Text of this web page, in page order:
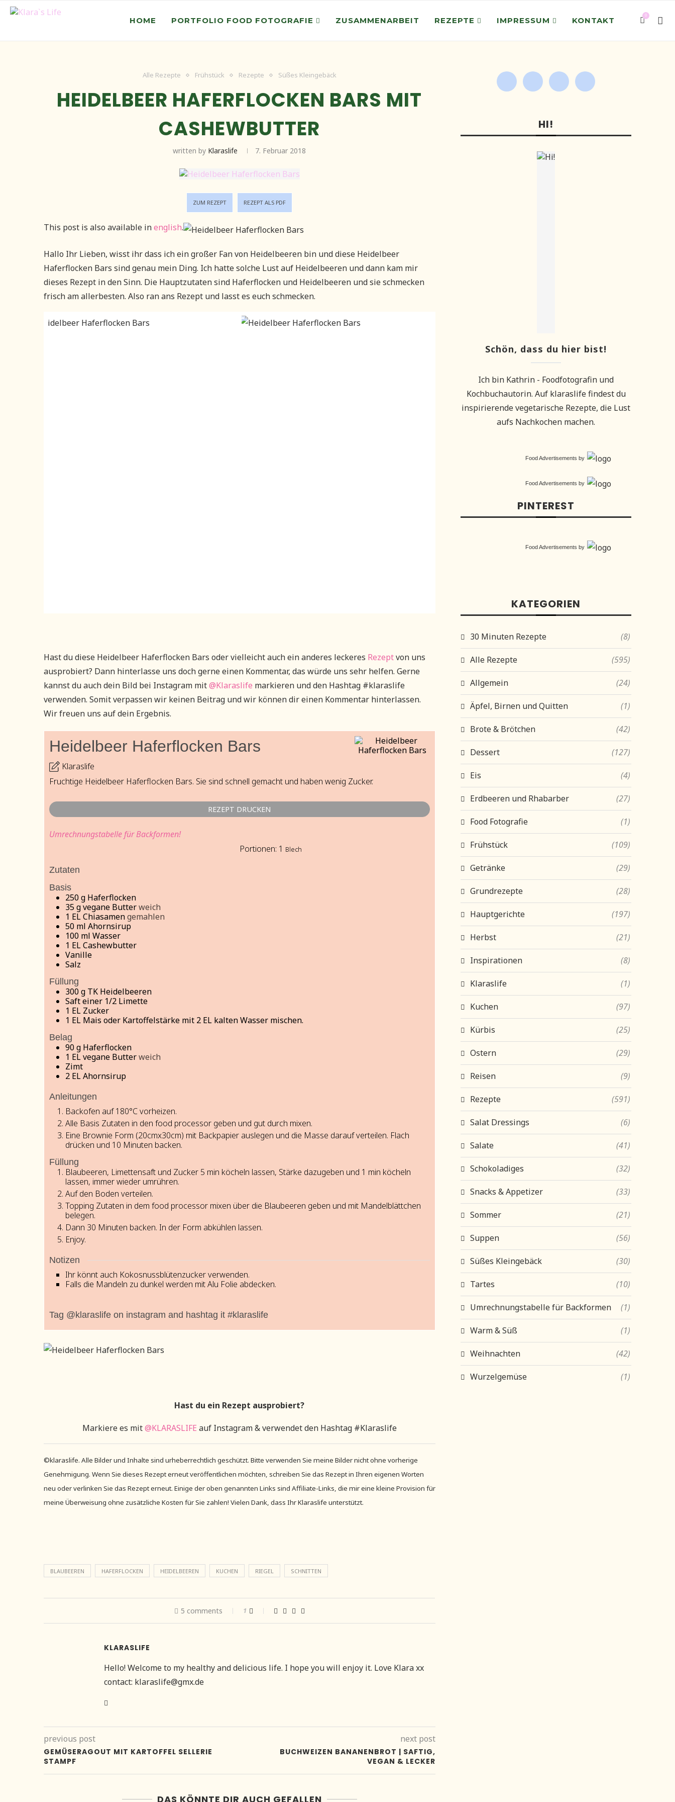
HOME PORTFOLIO FOOD FOTOGRAFIE ZUSAMMENARBEIT REZEPTE IMPRESSUM KONTAKT
0
Alle Rezepte Frühstück Rezepte Süßes Kleingebäck
HEIDELBEER HAFERFLOCKEN BARS MIT
CASHEWBUTTER
written by Klaraslife 7. Februar 2018
ZUM REZEPT REZEPT ALS PDF
This post is also available inenglish.
Hallo Ihr Lieben, wisst ihr dass ich ein großer Fan von Heidelbeeren bin und diese Heidelbeer
Haferflocken Bars sind genau mein Ding. Ich hatte solche Lust auf Heidelbeeren und dann kam mir
dieses Rezept in den Sinn. Die Hauptzutaten sind Haferflocken und Heidelbeeren und sie schmecken
frisch am allerbesten. Also ran ans Rezept und lasst es euch schmecken.
Hast du diese Heidelbeer Haferflocken Bars oder vielleicht auch ein anderes leckeres Rezeptvon uns
ausprobiert? Dann hinterlasse uns doch gerne einen Kommentar, das würde uns sehr helfen. Gerne
kannst du auch dein Bild bei Instagram mit@Klaraslife markieren und den Hashtag #klaraslife
verwenden. Somit verpassen wir keinen Beitrag und wir können dir einen Kommentar hinterlassen.
Wir freuen uns auf dein Ergebnis.
Heidelbeer Haferflocken Bars
Klaraslife
Fruchtige Heidelbeer Haferflocken Bars. Sie sind schnell gemacht und haben wenig Zucker.
REZEPT DRUCKEN
Umrechnungstabelle für Backformen!
Portionen: 1 Blech
Zutaten
Basis
250g Haferflocken
35gvegane Butterweich
1 ELChiasamengemahlen
50 ml Ahornsirup
100 ml Wasser
1 ELCashewbutter
Vanille
Salz
Füllung
300g TK Heidelbeeren
Saft einer 1/2 Limette
1 EL Zucker
1 EL Mais oder Kartoffelstärke mit 2 EL kalten Wasser mischen.
Belag
90g Haferflocken
1 ELvegane Butterweich
Zimt
2 ELAhornsirup
Anleitungen
Backofen auf 180°C vorheizen.
Alle Basis Zutaten in den food processor geben und gut durch mixen.
Eine Brownie Form (20cmx30cm) mit Backpapier auslegen und die Masse darauf verteilen. Flach
drücken und 10 Minuten backen.
Füllung
Blaubeeren, Limettensaft und Zucker 5 min köcheln lassen, Stärke dazugeben und 1 min köcheln
lassen, immer wieder umrühren.
Auf den Boden verteilen.
Topping Zutaten in dem food processor mixen über die Blaubeeren geben und mit Mandelblättchen
belegen.
Dann 30 Minuten backen. In der Form abkühlen lassen.
Enjoy.
Notizen
Ihr könnt auch Kokosnussblütenzucker verwenden.
Falls die Mandeln zu dunkel werden mit Alu Folie abdecken.
Tag @klaraslife on instagram and hashtag it #klaraslife
Hast du ein Rezept ausprobiert?
Markiere es mit@KLARASLIFE auf Instagram & verwendet den Hashtag #Klaraslife
©klaraslife. Alle Bilder und Inhalte sind urheberrechtlich geschützt. Bitte verwenden Sie meine Bilder nicht ohne vorherige
Genehmigung. Wenn Sie dieses Rezept erneut veröffentlichen möchten, schreiben Sie das Rezept in Ihren eigenen Worten
neu oder verlinken Sie das Rezept erneut. Einige der oben genannten Links sind Affiliate-Links, die mir eine kleine Provision für
meine Überweisung ohne zusätzliche Kosten für Sie zahlen! Vielen Dank, dass Ihr Klaraslife unterstützt.
BLAUBEEREN HAFERFLOCKEN HEIDELBEEREN KUCHEN RIEGEL SCHNITTEN
5 comments 1
KLARASLIFE
Hello! Welcome to my healthy and delicious life. I hope you will enjoy it. Love Klara xx
contact: klaraslife@gmx.de
previous post
GEMÜSERAGOUT MIT KARTOFFEL SELLERIE
STAMPF
next post
BUCHWEIZEN BANANENBROT | SAFTIG,
VEGAN & LECKER
DAS KÖNNTE DIR AUCH GEFALLEN
HI!
Schön, dass du hier bist!
Ich bin Kathrin - Foodfotografin und
Kochbuchautorin. Auf klaraslife findest du
inspirierende vegetarische Rezepte, die Lust
aufs Nachkochen machen.
Food Advertisements by
Food Advertisements by
PINTEREST
Food Advertisements by
KATEGORIEN
30 Minuten Rezepte (8)
Alle Rezepte (595)
Allgemein (24)
Äpfel, Birnen und Quitten (1)
Brote & Brötchen (42)
Dessert (127)
Eis (4)
Erdbeeren und Rhabarber (27)
Food Fotografie (1)
Frühstück (109)
Getränke (29)
Grundrezepte (28)
Hauptgerichte (197)
Herbst (21)
Inspirationen (8)
Klaraslife (1)
Kuchen (97)
Kürbis (25)
Ostern (29)
Reisen (9)
Rezepte (591)
Salat Dressings (6)
Salate (41)
Schokoladiges (32)
Snacks & Appetizer (33)
Sommer (21)
Suppen (56)
Süßes Kleingebäck (30)
Tartes (10)
Umrechnungstabelle für Backformen (1)
Warm & Süß (1)
Weihnachten (42)
Wurzelgemüse (1)